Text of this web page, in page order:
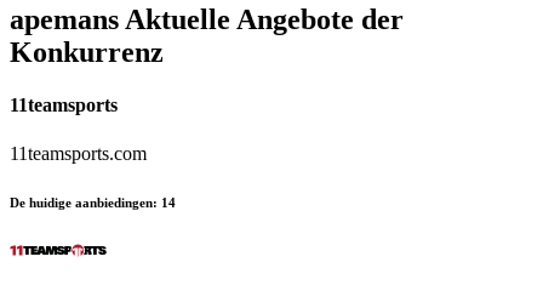
apemans Aktuelle Angebote der
Konkurrenz
11teamsports
11teamsports.com
De huidige aanbiedingen: 14